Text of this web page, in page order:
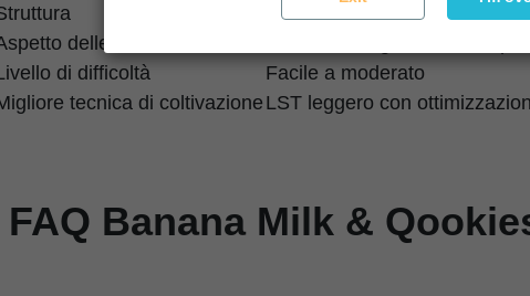
Pianta medio-grande con
delle cime
di difficoltà
Facile a moderato
tecnica di coltivazione LST leggero con
FAQ Banana Milk &